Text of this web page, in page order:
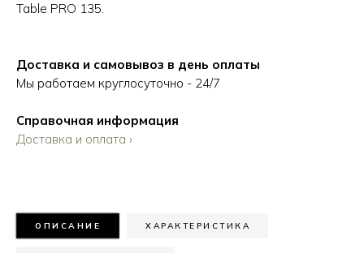
Table PRO 135.
Доставка и самовывоз в день оплаты
Мы работаем круглосуточно - 24/7
Справочная информация
Доставка и оплата ›
ОПИСАНИЕ ХАРАКТЕРИСТИКА